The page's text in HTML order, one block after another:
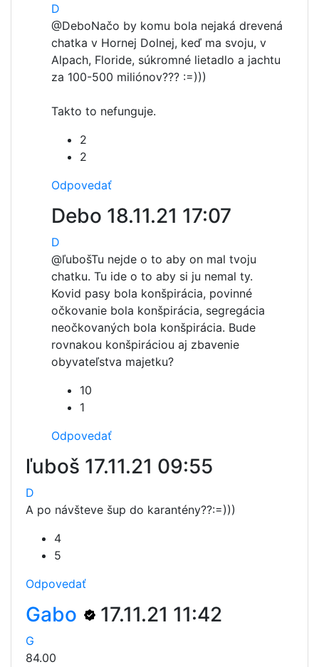
D
@DeboNačo by komu bola nejaká drevená
chatka v Hornej Dolnej, keď ma svoju, v
Alpach, Floride, súkromné lietadlo a jachtu
za 100-500 miliónov??? :=)))
Takto to nefunguje.
2
2
Odpovedať
Debo 18.11.21 17:07
D
@ľubošTu nejde o to aby on mal tvoju
chatku. Tu ide o to aby si ju nemal ty.
Kovid pasy bola konšpirácia, povinné
očkovanie bola konšpirácia, segregácia
neočkovaných bola konšpirácia. Bude
rovnakou konšpiráciou aj zbavenie
obyvateľstva majetku?
10
1
Odpovedať
ľuboš 17.11.21 09:55
D
A po návšteve šup do karantény??:=)))
4
5
Odpovedať
Gabo 17.11.21 11:42
G
84.00